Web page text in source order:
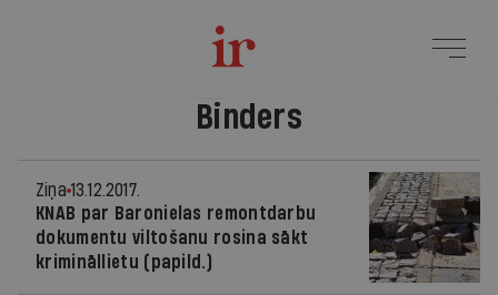
Binders
Ziņa 13.12.2017.
KNAB par Baronielas remontdarbu
dokumentu viltošanu rosina sākt
krimināllietu (papild.)